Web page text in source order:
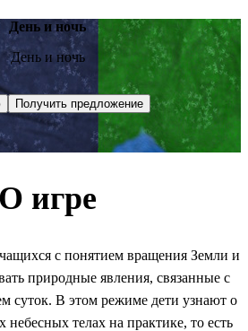
День и ночь
День и ночь
Получить предложение
О игре
с понятием вращения Земли и
природные явления, связанные с
суток. В этом режиме дети узнают о
телах на практике, то есть